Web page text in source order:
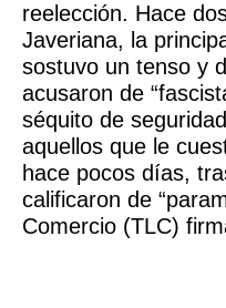
reelección. Hace
Javeriana, la
sostuvo un tenso y
acusaron de
séquito de
aquellos que le
hace pocos días,
calificaron de
Comercio (TLC)